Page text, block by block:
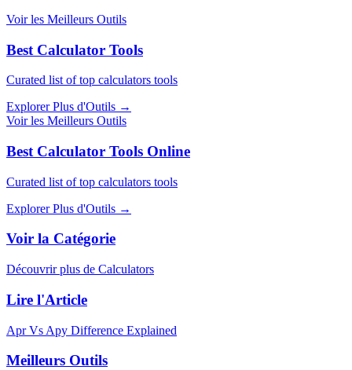
Voir les Meilleurs Outils
Best Calculator Tools
Curated list of top calculators tools
Explorer Plus d'Outils →
Voir les Meilleurs Outils
Best Calculator Tools Online
Curated list of top calculators tools
Explorer Plus d'Outils →
Voir la Catégorie
Découvrir plus de Calculators
Lire l'Article
Apr Vs Apy Difference Explained
Meilleurs Outils